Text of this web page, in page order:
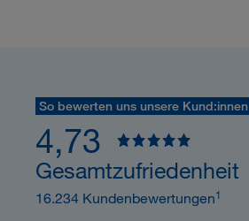
So bewerten uns unsere Kund:innen
4,73
Gesamtzufriedenheit
16.234 Kundenbewertungen1